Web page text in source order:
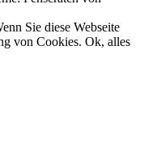
Sie diese Webseite
von Cookies. Ok, alles